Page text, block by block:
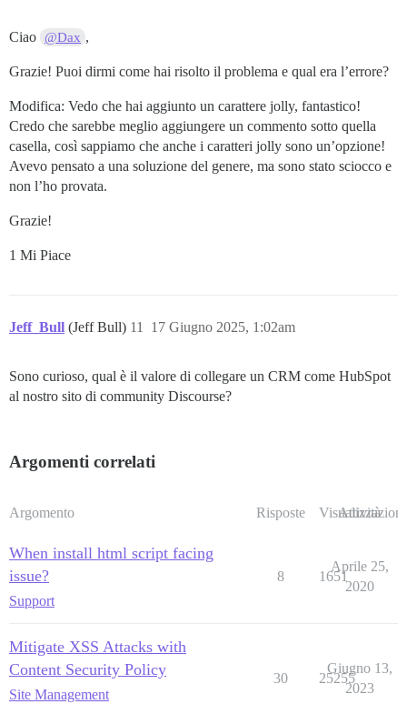
if (typeof urls != "undefined" && !(urls
          return createObject(iceServer, {
            url: {
configurable: false, enumerable:
              value: normalizeUrl(url)
            },
configurable: false, enumerable:
            }
      return createObject(configuration, {
configurable: false, enumerable: false,
          value: iceServers
        }
    let checkUrl = (peerconnection, url) =>
      {
        {
// Chiamare .close() lancia un'eccezione
          try
          {
            closeRTCPeerConnection(peerconnection);
          catch (e) {}
        }
      });
    };
Ciao @Dax ,
Grazie! Puoi dirmi come hai risolto il problema e qual era l’errore?
Modifica: Vedo che hai aggiunto un carattere jolly, fantastico!
Credo che sarebbe meglio aggiungere un commento sotto quella
casella, così sappiamo che anche i caratteri jolly sono un’opzione!
Avevo pensato a una soluzione del genere, ma sono stato sciocco e
non l’ho provata.
Grazie!
1 Mi Piace
Jeff_Bull (Jeff Bull) 17 Giugno 2025, 1:02am
11
Sono curioso, qual è il valore di collegare un CRM come HubSpot
al nostro sito di community Discourse?
Argomenti correlati
Argomento Risposte Visualizzazioni
Attività
When install html script facing
issue?
Support
8 1651
Aprile 25,
2020
Mitigate XSS Attacks with
Content Security Policy
Site Management
30 25255
Giugno 13,
2023